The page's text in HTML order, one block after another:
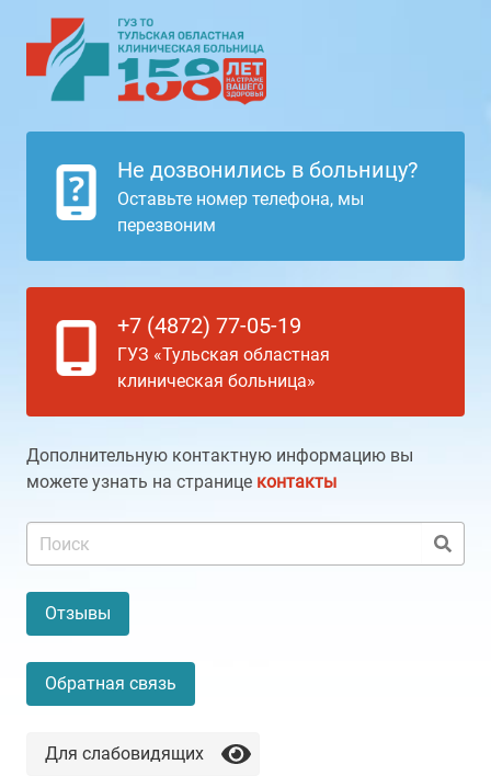
Не дозвонились в больницу?
Оставьте номер телефона, мы
перезвоним
+7 (4872) 77-05-19
ГУЗ «Тульская областная
клиническая больница»
Дополнительную контактную информацию вы
можете узнать на странице контакты
Отзывы
Обратная связь
Для слабовидящих